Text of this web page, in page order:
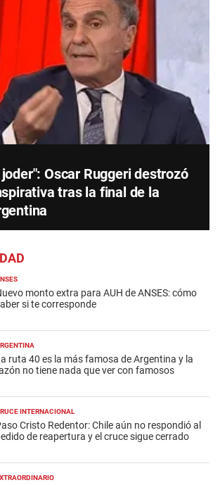
Oscar Ruggeri destrozó
tras la final de la
monto extra para AUH de ANSES: cómo
si te corresponde
ruta 40 es la más famosa de Argentina y la
no tiene nada que ver con famosos
INTERNACIONAL
Cristo Redentor: Chile aún no respondió al
de reapertura y el cruce sigue cerrado